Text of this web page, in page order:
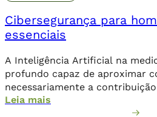
Cibersegurança para
essenciais
A Inteligência Artificial na
profundo capaz de aproximar
necessariamente a
direta.
Leia mais